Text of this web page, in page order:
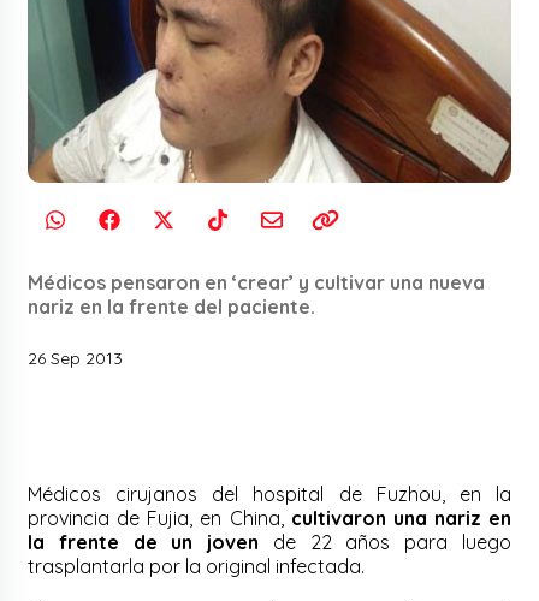
Médicos pensaron en ‘crear’ y cultivar una nueva
nariz en la frente del paciente.
26 Sep 2013
Médicos cirujanos del hospital de Fuzhou, en la
provincia de Fujia, en China, cultivaron una nariz en
la frente de un joven de 22 años para luego
trasplantarla por la original infectada.